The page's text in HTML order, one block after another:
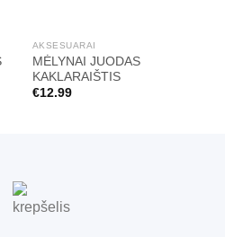
AKSESUARAI
MĖLYNAI JUODAS
KAKLARAIŠTIS
€12.99